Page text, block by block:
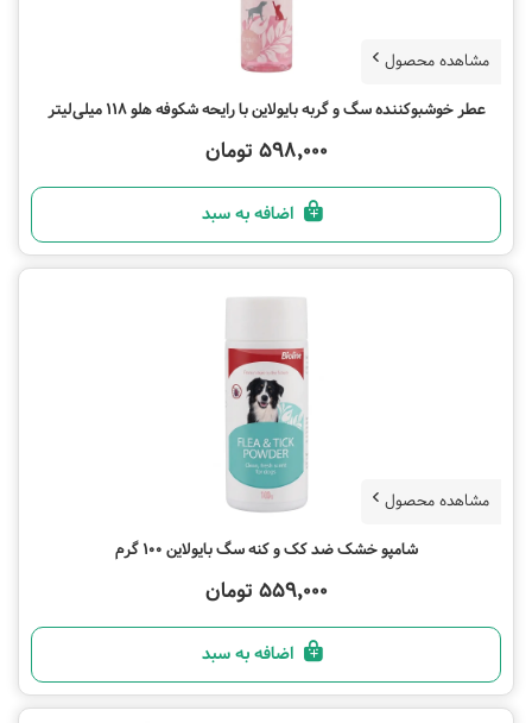
مشاهده محصول
عطر خوشبوکننده سگ و گربه بایولاین با رایحه شکوفه هلو 118 میلی‌لیتر
598,000 تومان
اضافه به سبد
مشاهده محصول
شامپو خشک ضد کک و کنه سگ بایولاین 100 گرم
559,000 تومان
اضافه به سبد